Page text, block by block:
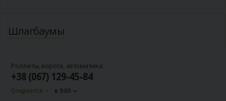
Шлагбаумы
Роллеты, ворота, автоматика:
+38 (067) 129-45-84
Откроется в 9:00